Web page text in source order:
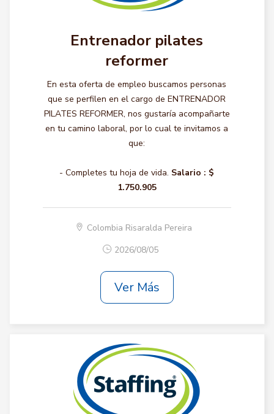
Entrenador pilates
reformer
En esta oferta de empleo buscamos personas
que se perfilen en el cargo de ENTRENADOR
PILATES REFORMER, nos gustaría acompañarte
en tu camino laboral, por lo cual te invitamos a
que:
- Completes tu hoja de vida. Salario : $
1.750.905
Colombia Risaralda Pereira
2026/08/05
Ver Más